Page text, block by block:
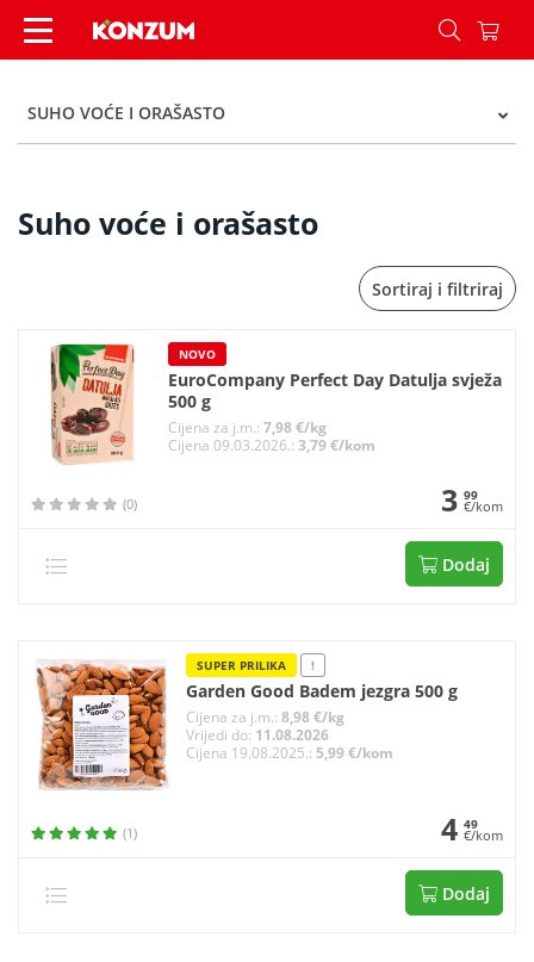
Suho voće i orašasto - Kategorije - Konzum
SUHO VOĆE I ORAŠASTO
Suho voće i orašasto
Sortiraj i filtriraj
NOVO
EuroCompany Perfect Day Datulja svježa
500 g
Cijena za j.m.:7,98 €/kg
Cijena 09.03.2026.:3,79 €/kom
(0) 3 99
€/kom
Dodaj
SUPER PRILIKA !
Garden Good Badem jezgra 500 g
Cijena za j.m.: 8,98 €/kg
Vrijedi do: 11.08.2026
Cijena 19.08.2025.: 5,99 €/kom
(1) 4 49
€/kom
Dodaj